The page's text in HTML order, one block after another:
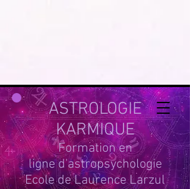
ASTROLOGIE
KARMIQUE
Formation en
ligne d'astropsychologie
Ecole de Laurence Larzul